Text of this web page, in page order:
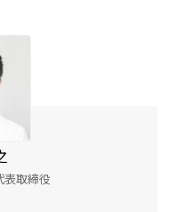
することでビジネスを加
表取締役